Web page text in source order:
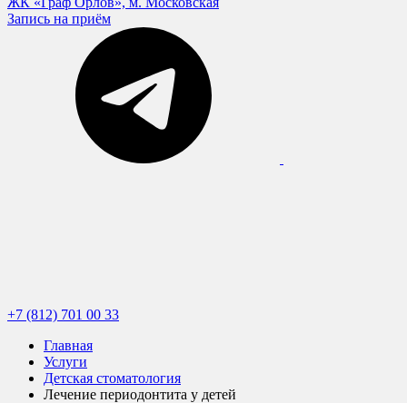
Запись на приём
+7 (812) 701 00 33
Главная
Услуги
Детская стоматология
Лечение периодонтита у детей